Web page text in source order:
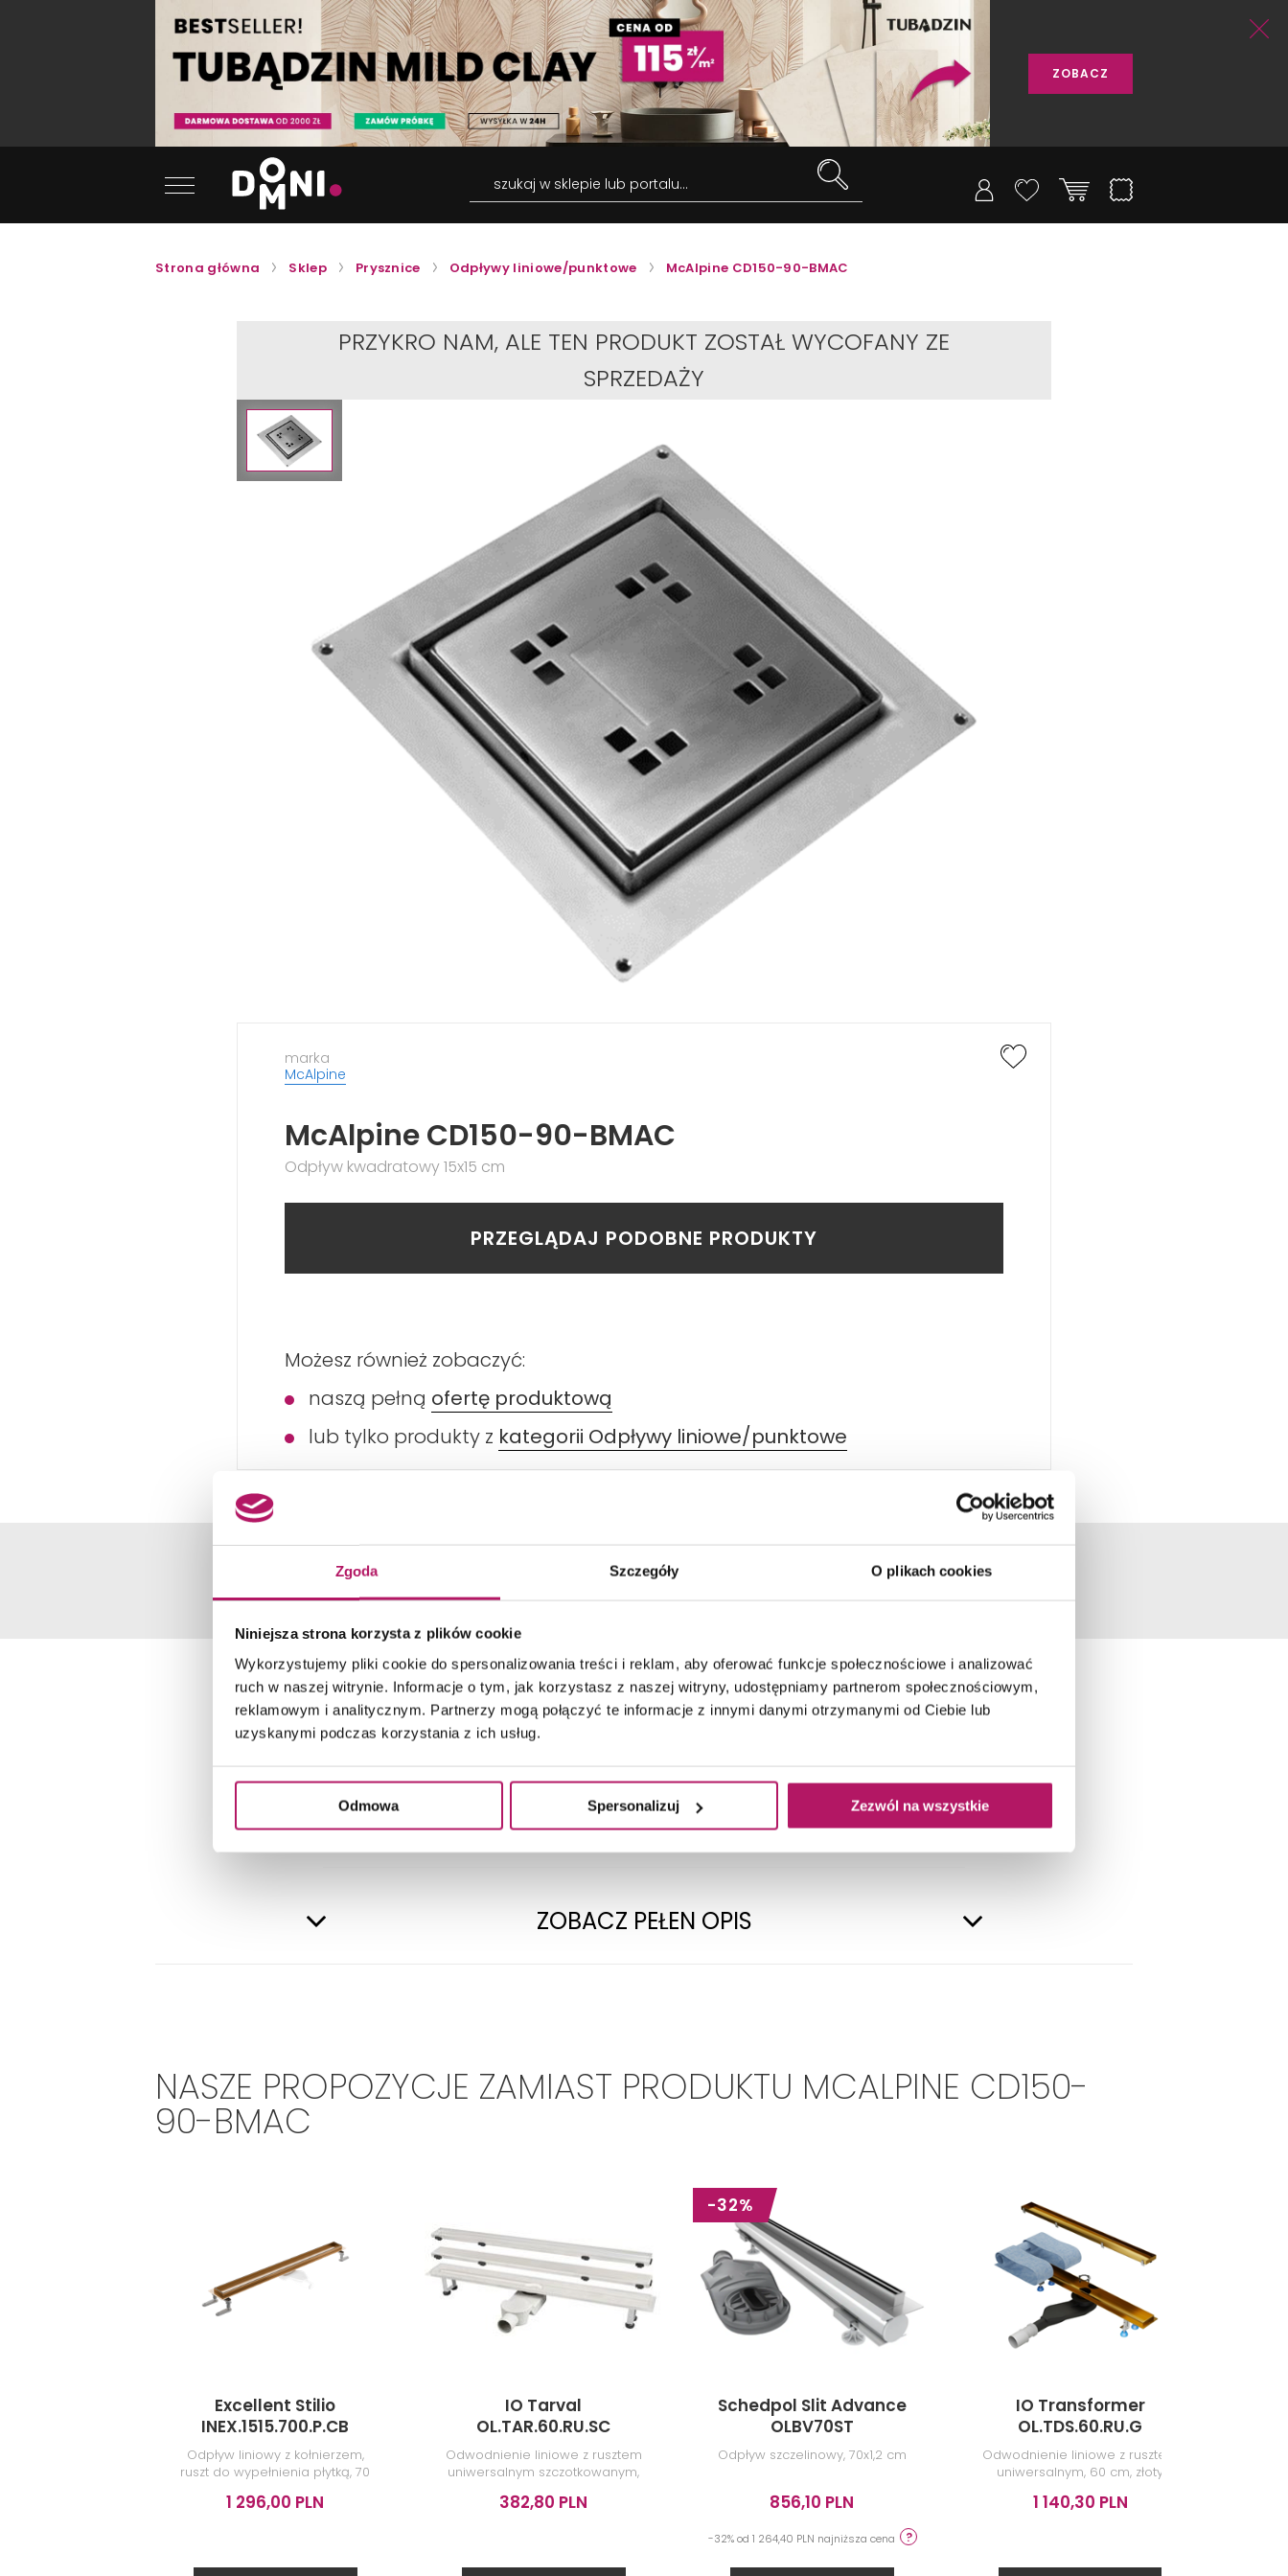
Zgoda Szczegóły O plikach cookies
Niniejsza strona korzysta z plików cookie
Wykorzystujemy pliki cookie do spersonalizowania treści i reklam, aby oferować funkcje społecznościowe i analizować
ruch w naszej witrynie. Informacje o tym, jak korzystasz z naszej witryny, udostępniamy partnerom społecznościowym,
reklamowym i analitycznym. Partnerzy mogą połączyć te informacje z innymi danymi otrzymanymi od Ciebie lub
uzyskanymi podczas korzystania z ich usług.
Odmowa Spersonalizuj Zezwól na wszystkie
ZOBACZ
szukaj w sklepie lub portalu...
Strona główna Sklep Prysznice Odpływy liniowe/punktowe McAlpine CD150-90-BMAC
PRZYKRO NAM, ALE TEN PRODUKT ZOSTAŁ WYCOFANY ZE
SPRZEDAŻY
marka
McAlpine
McAlpine CD150-90-BMAC
Odpływ kwadratowy 15x15 cm
PRZEGLĄDAJ PODOBNE PRODUKTY
Możesz również zobaczyć:
naszą pełną ofertę produktową
lub tylko produkty z kategorii Odpływy liniowe/punktowe
DANE TECHNICZNE
DANE TECHNICZNE
Rodzaj: Liniowy
ZOBACZ PEŁEN OPIS
NASZE PROPOZYCJE ZAMIAST PRODUKTU MCALPINE CD150-
90-BMAC
Excellent Stilio
INEX.1515.700.P.CB
Odpływ liniowy z kołnierzem,
ruszt do wypełnienia płytką, 70
1 296,00 PLN
IO Tarval
OL.TAR.60.RU.SC
Odwodnienie liniowe z rusztem
uniwersalnym szczotkowanym,
382,80 PLN
-32%
Schedpol Slit Advance
OLBV70ST
Odpływ szczelinowy, 70x1,2 cm
856,10 PLN
-32% od 1 264,40 PLN najniższa cena
IO Transformer
OL.TDS.60.RU.G
Odwodnienie liniowe z rusztem
uniwersalnym, 60 cm, złoty
1 140,30 PLN